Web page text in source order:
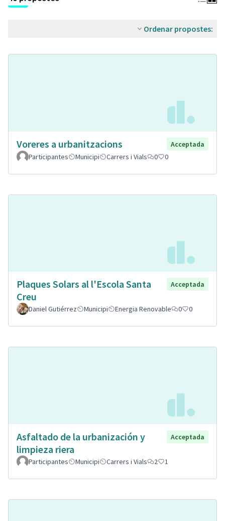
Ordenar propostes:
Voreres a urbanitzacions
Acceptada
Participantes
Municipi Carrers i Vials 0 0
Plaques Solars al l'Escola Santa
Creu
Acceptada
Daniel Gutiérrez Municipi Energia Renovable 0 0
Asfaltado de la urbanización y
limpieza riera
Acceptada
Participantes Municipi Carrers i Vials 2 1